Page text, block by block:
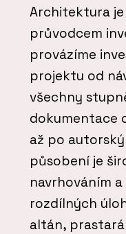
Architektura
průvodcem
provázíme
projektu od
všechny
dokumentace
až po
působení je
navrhováním
rozdílných
altán,